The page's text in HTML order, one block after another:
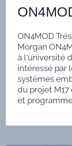
ON4MOD
Morgan
à l'université
intéressé par
systèmes
du projet
et